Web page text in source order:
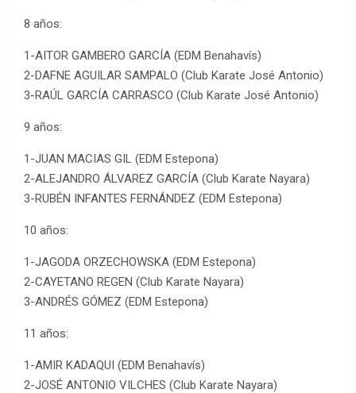
8 años:
1-AITOR GAMBERO GARCÍA (EDM Benahavís)
2-DAFNE AGUILAR SAMPALO (Club Karate José Antonio)
3-RAÚL GARCÍA CARRASCO (Club Karate José Antonio)
9 años:
1-JUAN MACIAS GIL (EDM Estepona)
2-ALEJANDRO ÁLVAREZ GARCÍA (Club Karate Nayara)
3-RUBÉN INFANTES FERNÁNDEZ (EDM Estepona)
10 años:
1-JAGODA ORZECHOWSKA (EDM Estepona)
2-CAYETANO REGEN (Club Karate Nayara)
3-ANDRÉS GÓMEZ (EDM Estepona)
11 años:
1-AMIR KADAQUI (EDM Benahavís)
2-JOSÉ ANTONIO VILCHES (Club Karate Nayara)